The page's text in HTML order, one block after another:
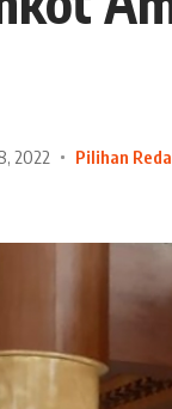
2022 Pilihan